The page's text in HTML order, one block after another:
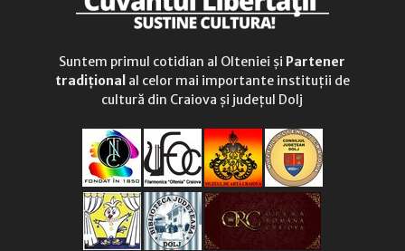
Suntem primul cotidian al Olteniei și Partener
tradițional al celor mai importante instituții de
cultură din Craiova și județul Dolj